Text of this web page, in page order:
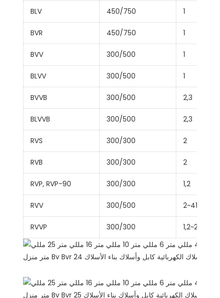
BLV 450/750 1
BVR 450/750 1
BVV 300/500 1
BLVV 300/500 1
BVVB 300/500 2,3
BLVVB 300/500 2,3
RVS 300/300 2
RVB 300/300 2
RVP, RVP-90 300/300 1,2
RVV 300/500 2~41
RVVP 300/300 1,2~24